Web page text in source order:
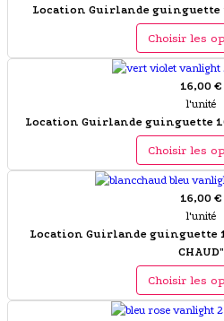
Location Guirlande guinguette
Choisir les
16,00 €
l'unité
Location Guirlande guinguette
Choisir les
16,00 €
l'unité
Location Guirlande guinguette
CHAUD"
Choisir les